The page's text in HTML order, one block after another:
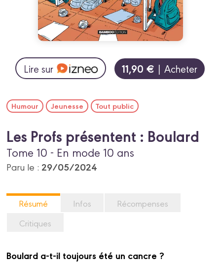
Lire sur 11,90 € | Acheter
Humour Jeunesse Tout public
Les Profs présentent : Boulard
Tome 10 - En mode 10 ans
Paru le : 29/05/2024
Résumé Infos
Récompenses
Critiques
Boulard a-t-il toujours été un cancre ?